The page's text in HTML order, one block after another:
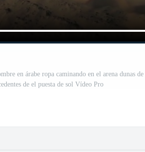
en árabe ropa caminando en el arena dunas de
de el puesta de sol Vídeo Pro